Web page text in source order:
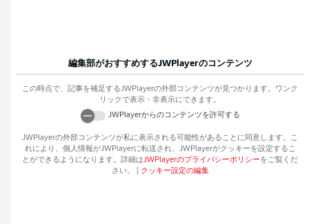
編集部がおすすめするJWPlayerのコンテンツ
この時点で、記事を補足するJWPlayerの外部コンテンツが見つかります。ワンク
リックで表示・非表示にできます。
JWPlayerからのコンテンツを許可する
JWPlayerの外部コンテンツが私に表示される可能性があることに同意します。こ
れにより、個人情報がJWPlayerに転送され、 JWPlayerがクッキーを設定するこ
とができるようになります。詳細はJWPlayerのプライバシーポリシーをご覧くだ
さい。
クッキー設定の編集